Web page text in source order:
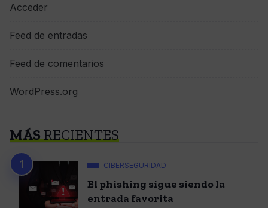
Acceder
Feed de entradas
Feed de comentarios
WordPress.org
MÁSRECIENTES
CIBERSEGURIDAD
El phishing sigue siendo la
entrada favorita